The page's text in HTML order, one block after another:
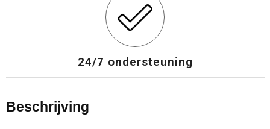
24/7 ondersteuning
Beschrijving